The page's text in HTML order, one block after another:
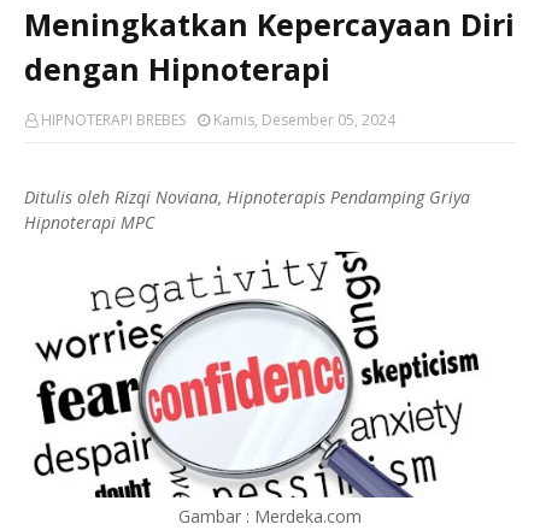
Meningkatkan Kepercayaan Diri
dengan Hipnoterapi
HIPNOTERAPI BREBES Kamis, Desember 05, 2024
Ditulis oleh Rizqi Noviana, Hipnoterapis Pendamping Griya
Hipnoterapi MPC
Gambar : Merdeka.com